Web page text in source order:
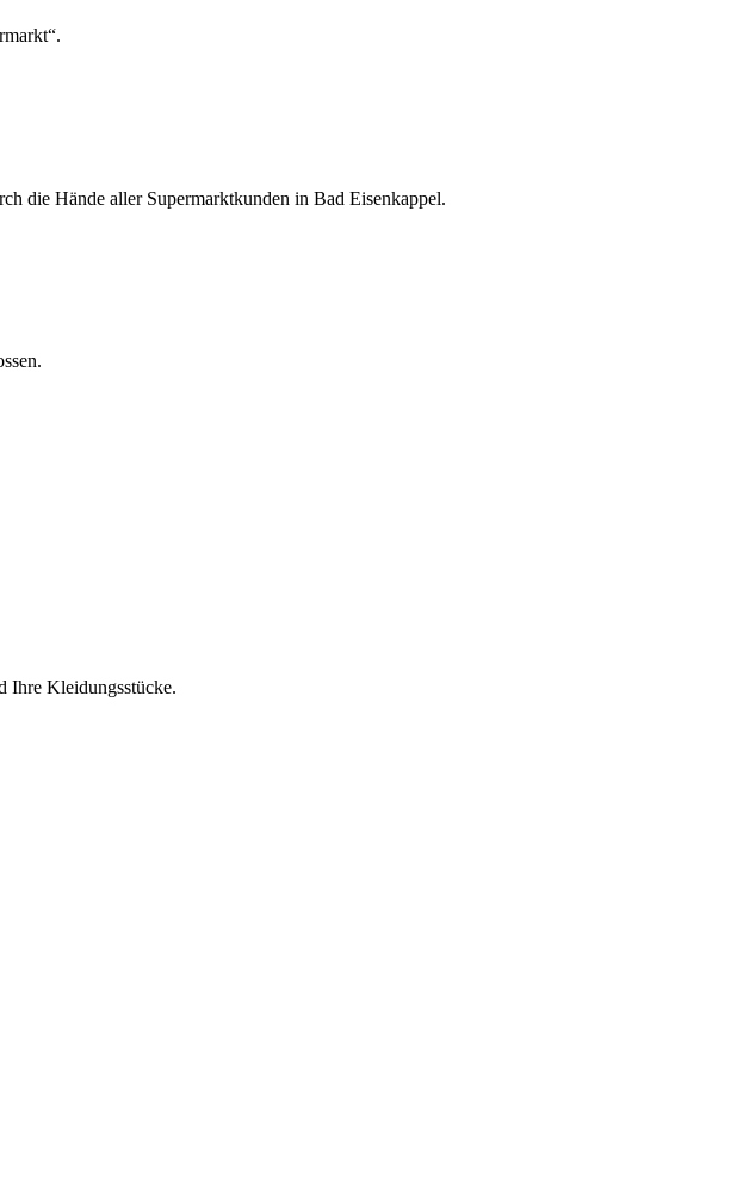
die Hände aller Supermarktkunden in Bad Eisenkappel.
Ihre Kleidungsstücke.